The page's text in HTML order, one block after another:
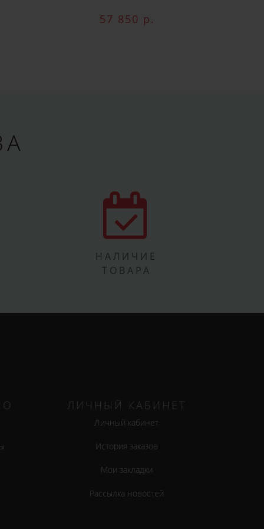
57 850 р.
НАЛИЧИЕ
ТОВАРА
ЛИЧНЫЙ КАБИНЕТ
Личный кабинет
История заказов
Мои закладки
Рассылка новостей